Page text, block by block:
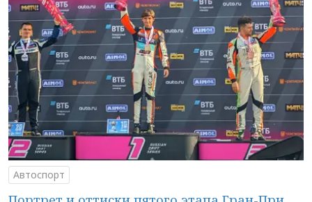
Автоспорт